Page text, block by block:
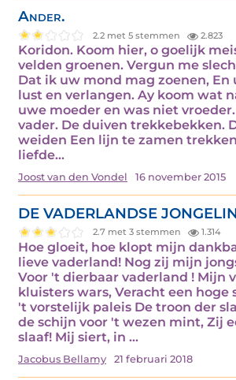
Ander.
2.2 met 5 stemmen 2.823
Koridon. Koom hier, o goelijk
velden groenen. Vergun me
Dat ik uw mond mag zoenen,
lust en verlangen. Ay koom wat
uwe moeder en was niet
vader. De duiven trekkebekken.
weiden Een lijn te zamen
liefde…
Joost van den Vondel 16 november 2015
DE VADERLANDSE
2.7 met 3 stemmen 1.314
Hoe gloeit, hoe klopt mijn
lieve vaderland! Nog zij mijn
Voor 't dierbaar vaderland ! Mijn
kluisters wars, Veracht een hoge
't vorstelijk paleis De troon der
de schijn voor 't wezen mint, Zij
slaaf! Mij siert, in …
Jacobus Bellamy 21 februari 2018